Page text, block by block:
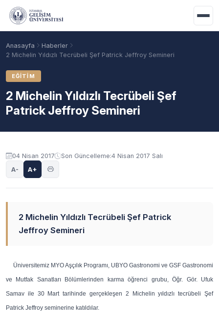
Ana içeriğe geç
Akademik Takvim
Anasayfa
Haberler
2 Michelin Yıldızlı Tecrübeli Şef Patrick Jeffroy Semineri
EĞITIM
2 Michelin Yıldızlı Tecrübeli Şef
Patrick Jeffroy Semineri
04 Nisan 2017 Son Güncelleme:4 Nisan 2017 Salı
A- A+
2 Michelin Yıldızlı Tecrübeli Şef Patrick
Jeffroy Semineri
Üniversitemiz MYO Aşçılık Programı, UBYO Gastronomi ve GSF Gastronomi
ve Mutfak Sanatları Bölümlerinden karma öğrenci grubu, Öğr. Gör. Ufuk
Samav ile 30 Mart tarihinde gerçekleşen 2 Michelin yıldızlı tecrübeli Şef
Patrick Jeffroy seminerine katıldılar.